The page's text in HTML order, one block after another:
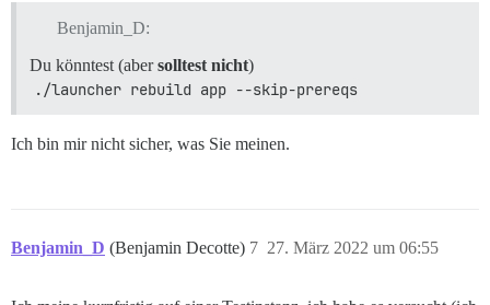
Benjamin_D:
Du könntest (abersolltest nicht)
./launcher rebuild app --skip-prereqs
Ich bin mir nicht sicher, was Sie meinen.
Benjamin_D (Benjamin Decotte) 27. März 2022 um 06:55
7